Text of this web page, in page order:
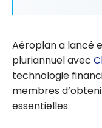
Aéroplan a lancé
pluriannuel avec
technologie
membres
essentielles.